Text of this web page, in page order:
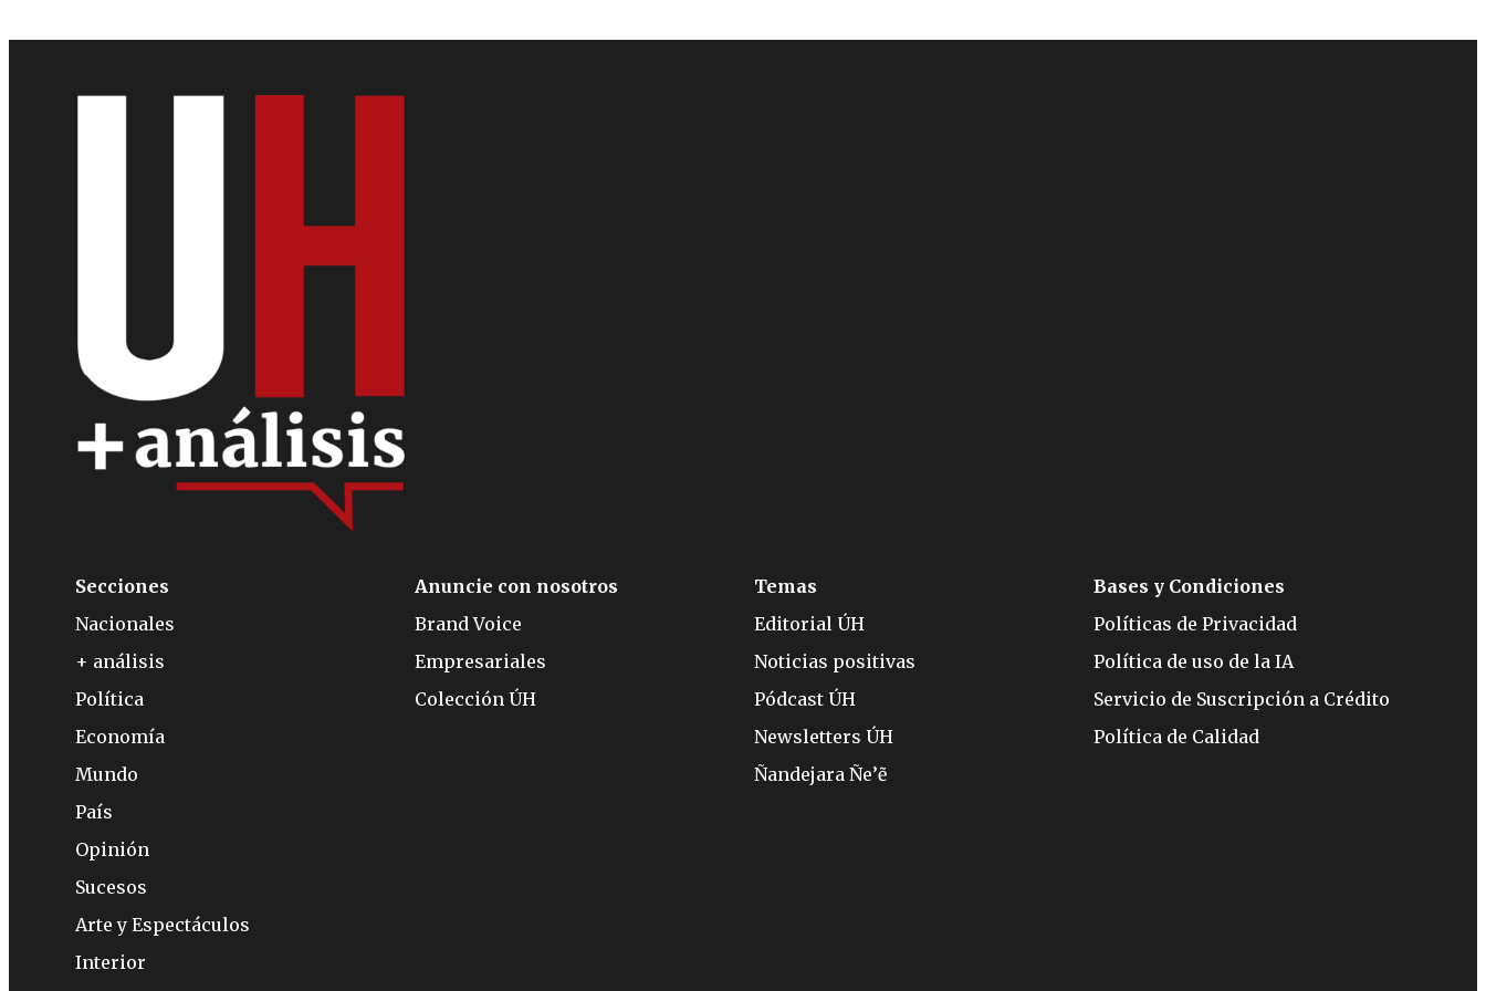
Secciones
Nacionales
+ análisis
Política
Economía
Mundo
País
Opinión
Sucesos
Arte y Espectáculos
Interior
Anuncie con nosotros
Brand Voice
Empresariales
Colección ÚH
Temas
Editorial ÚH
Noticias positivas
Pódcast ÚH
Newsletters ÚH
Ñandejara Ñe’ẽ
Bases y Condiciones
Políticas de Privacidad
Política de uso de la IA
Servicio de Suscripción a Crédito
Política de Calidad